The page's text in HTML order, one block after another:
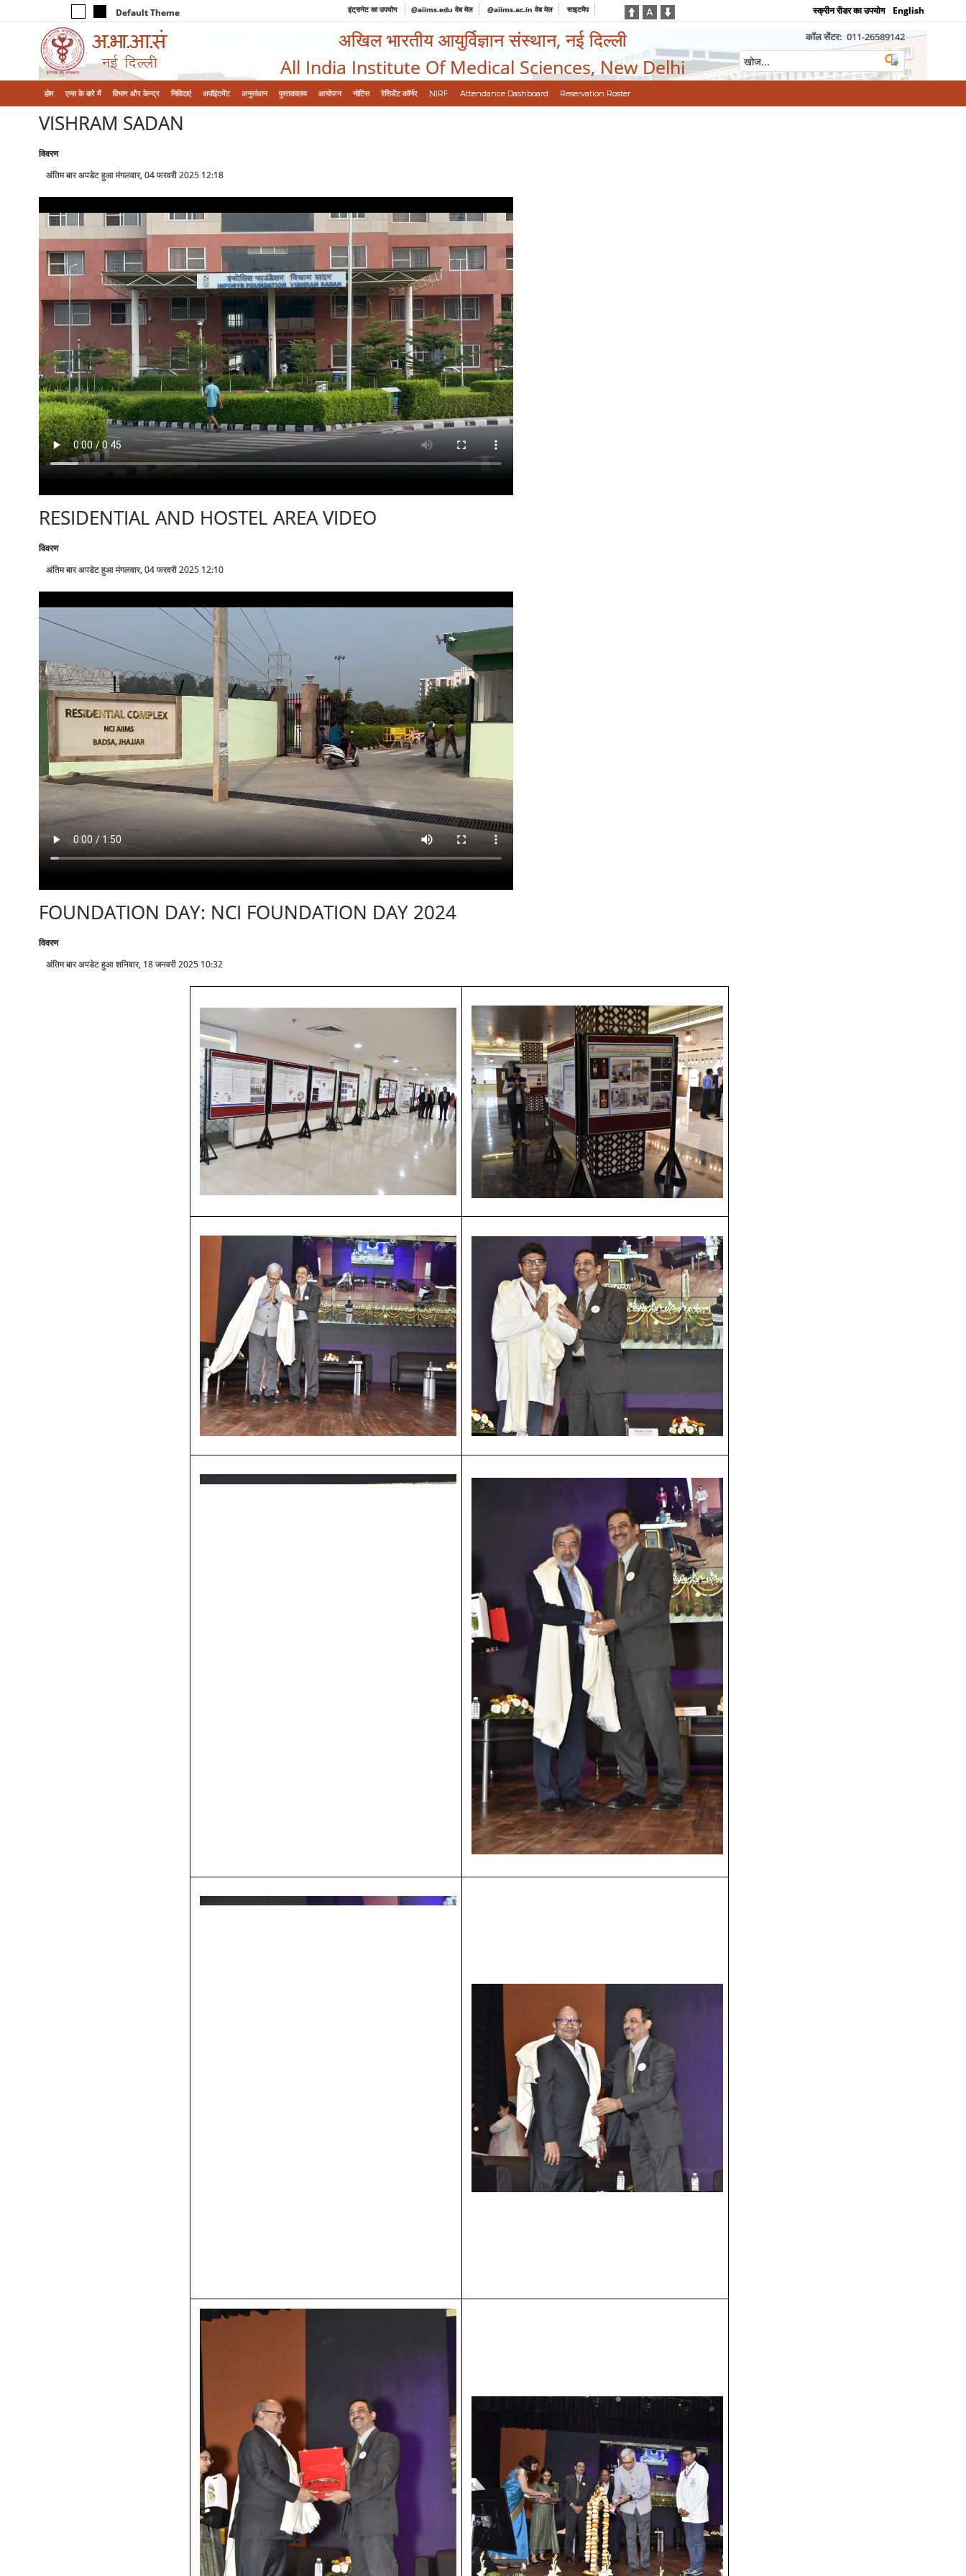
Default Theme इंट्रानेट का उपयोग @aiims.edu वेब मेल @aiims.ac.in वेब मेल साइटमैप स्क्रीन रीडर का उपयोग English
अखिल भारतीय आयुर्विज्ञान संस्थान, नई दिल्ली
All India Institute Of Medical Sciences, New Delhi
कॉल सेंटर: 011-26589142
होम एम्‍स के बारे में विभाग और केन्‍द्र निविदाएं अपॉइंटमेंट अनुसंधान पुस्तकालय आयोजन नोटिस रेसिडेंट कॉर्नर NIRF Attendance Dashboard Reservation Roster
VISHRAM SADAN
विवरण
अंतिम बार अपडेट हुआ मंगलवार, 04 फरवरी 2025 12:18
RESIDENTIAL AND HOSTEL AREA VIDEO
विवरण
अंतिम बार अपडेट हुआ मंगलवार, 04 फरवरी 2025 12:10
FOUNDATION DAY: NCI FOUNDATION DAY 2024
विवरण
अंतिम बार अपडेट हुआ शनिवार, 18 जनवरी 2025 10:32